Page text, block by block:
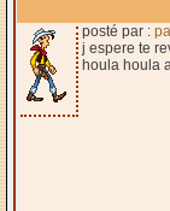
posté par :
j espere te
houla houla